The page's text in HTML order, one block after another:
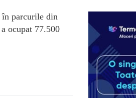
în parcurile din
ocupat 77.500